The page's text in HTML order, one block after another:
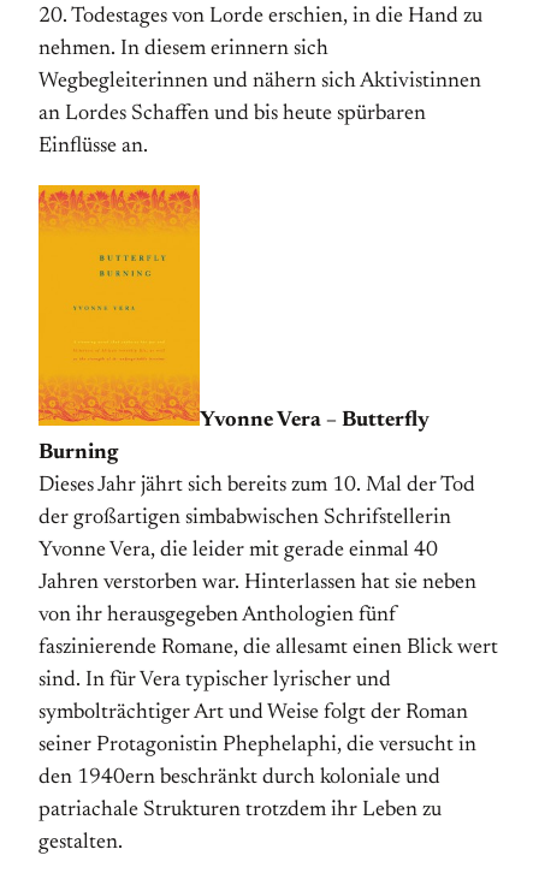
20. Todestages von Lorde erschien, in die Hand zu
nehmen. In diesem erinnern sich
Wegbegleiterinnen und nähern sich Aktivistinnen
an Lordes Schaffen und bis heute spürbaren
Einflüsse an.
Yvonne Vera – Butterfly
Burning
Dieses Jahr jährt sich bereits zum 10. Mal der Tod
der großartigen simbabwischen Schrifstellerin
Yvonne Vera, die leider mit gerade einmal 40
Jahren verstorben war. Hinterlassen hat sie neben
von ihr herausgegeben Anthologien fünf
faszinierende Romane, die allesamt einen Blick wert
sind. In für Vera typischer lyrischer und
symbolträchtiger Art und Weise folgt der Roman
seiner Protagonistin Phephelaphi, die versucht in
den 1940ern beschränkt durch koloniale und
patriachale Strukturen trotzdem ihr Leben zu
gestalten.